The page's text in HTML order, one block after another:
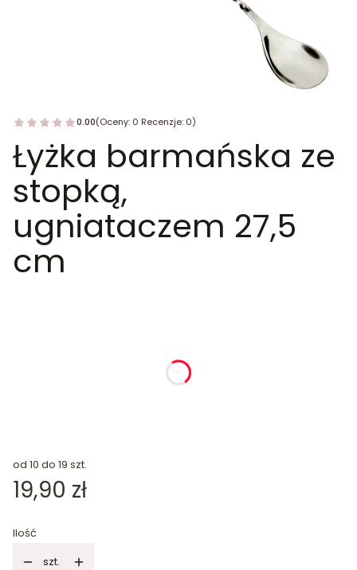
0.00(Oceny: 0 Recenzje: 0)
Łyżka barmańska ze
stopką,
ugniataczem 27,5
cm
od 10 do 19 szt.
Cena
19,90 zł
Ilość
szt.